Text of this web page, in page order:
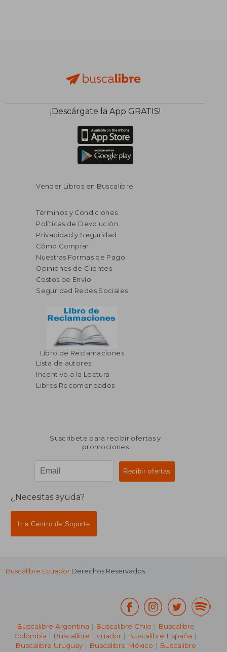
¡Descárgate la App GRATIS!
Vender Libros en Buscalibre
Términos y Condiciones
Políticas de Devolución
Privacidad y Seguridad
Cómo Comprar
Nuestras Formas de Pago
Opiniones de Clientes
Costos de Envío
Seguridad Redes Sociales
Libro de Reclamaciones
Lista de autores
Incentivo a la Lectura
Libros Recomendados
Suscríbete para recibir ofertas y
promociones
¿Necesitas ayuda?
Ir a Centro de Soporte
Buscalibre Ecuador Derechos Reservados.
Buscalibre Argentina | Buscalibre Chile | Buscalibre
Colombia | Buscalibre Ecuador | Buscalibre España |
Buscalibre Uruguay| Buscalibre México | Buscalibre